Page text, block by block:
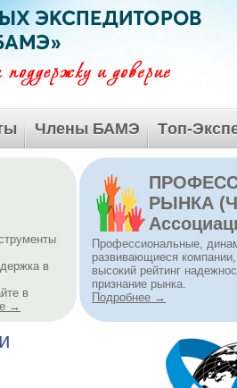
Члены БАМЭ Tоп-
в
в
→
РЫНКА
Профессиональные,
развивающиеся
высокий рейтинг
признание рынка.
Подробнее →